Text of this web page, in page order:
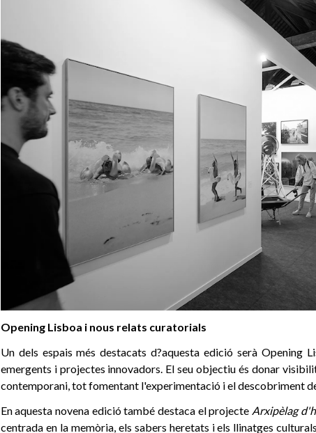
Opening Lisboa i nous relats curatorials
Un dels espais més destacats d?aquesta edició serà Opening
emergents i projectes innovadors. El seu objectiu és donar
contemporani, tot fomentant l'experimentació i el descobriment
En aquesta novena edició també destaca el projecte Arxipèlag
centrada en la memòria, els sabers heretats i els llinatges